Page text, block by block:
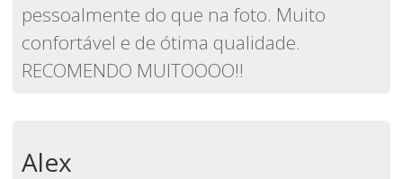
pessoalmente do que na foto. Muito
confortável e de ótima qualidade.
RECOMENDO MUITOOOO!!
Alex